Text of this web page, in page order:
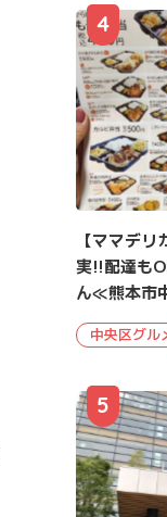
【ママデ
実!!配達も
ん≪熊本市
中央区グル
4
5